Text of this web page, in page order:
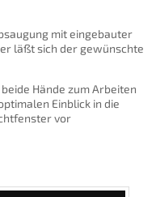
mit eingebauter
läßt sich der gewünschte
Hände zum Arbeiten
Einblick in die
vor